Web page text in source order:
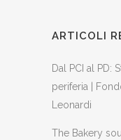
ARTICOLI
Dal PCI al PD:
periferia |
Leonardi
The Bakery